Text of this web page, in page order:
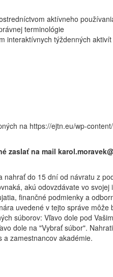
aktívneho
terminológie
interaktívnych týždenných
na https://ejtn.eu/wp-
zaslať na mail
do 15 dní od návratu z
akú odovzdávate vo svojej
finančné podmienky a
uvedené v tejto správe môže
súborov: Vľavo dole pod
dole na "Vybrať súbor".
a zamestnancov akadémie.